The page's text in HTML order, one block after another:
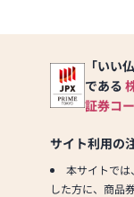
「いい
である
証券コ
サイト利用の
本サイトでは
した方に、商品